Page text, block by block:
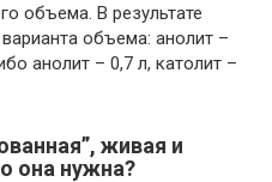
объема. В результате
объема: анолит –
анолит – 0,7 л, католит –
живая и
она нужна?